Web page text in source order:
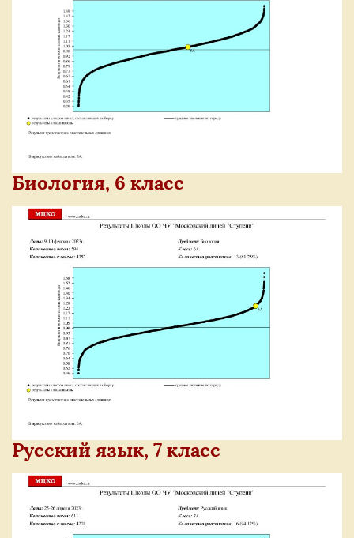
Биология, 6 класс
Русский язык, 7 класс